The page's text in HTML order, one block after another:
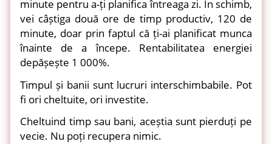
minute pentru a-ți planifica întreaga zi. În schimb,
vei câștiga două ore de timp productiv, 120 de
minute, doar prin faptul că ți-ai planificat munca
înainte de a începe. Rentabilitatea energiei
depășește 1 000%.
Timpul și banii sunt lucruri interschimbabile. Pot
fi ori cheltuite, ori investite.
Cheltuind timp sau bani, aceștia sunt pierduți pe
vecie. Nu poți recupera nimic.